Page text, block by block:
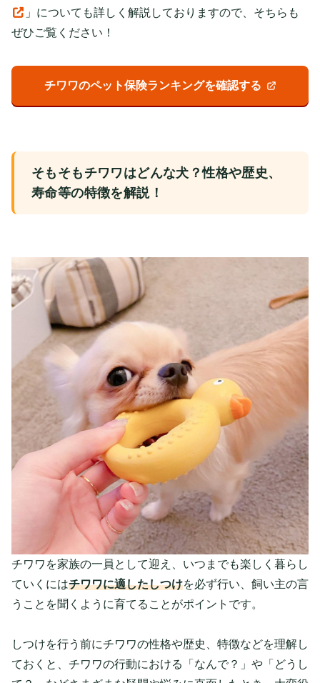
」についても詳しく解説しておりますので、そちらも
ぜひご覧ください！
チワワのペット保険ランキングを確認する
そもそもチワワはどんな犬？性格や歴史、
寿命等の特徴を解説！
チワワを家族の一員として迎え、いつまでも楽しく暮らし
ていくにはチワワに適したしつけを必ず行い、飼い主の言
うことを聞くように育てることがポイントです。
しつけを行う前にチワワの性格や歴史、特徴などを理解し
ておくと、チワワの行動における「なんで？」や「どうし